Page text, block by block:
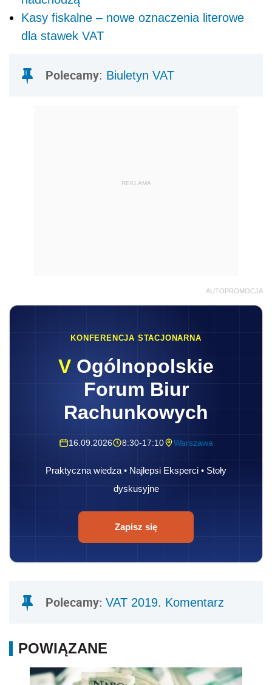
Kasy fiskalne – nowe oznaczenia literowe
dla stawek VAT
Polecamy: Biuletyn VAT
REKLAMA
AUTOPROMOCJA
KONFERENCJA STACJONARNA
V Ogólnopolskie
Forum Biur
Rachunkowych
16.09.2026 8:30-17:10 Warszawa
Praktyczna wiedza • Najlepsi Eksperci • Stoły
dyskusyjne
Zapisz się
Polecamy: VAT 2019. Komentarz
POWIĄZANE